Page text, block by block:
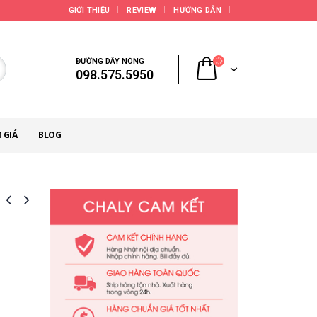
GIỚI THIỆU REVIEW HƯỚNG DẪN
ĐƯỜNG DÂY NÓNG
098.575.5950
GIÁ BLOG